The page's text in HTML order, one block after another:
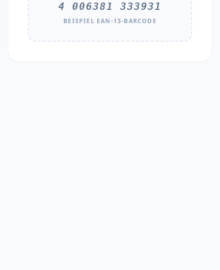
4 006381 333931
BEISPIEL EAN-13-BARCODE